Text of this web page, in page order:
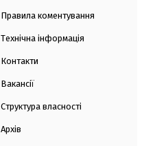
Правила коментування
Технічна інформація
Контакти
Вакансії
Структура власності
Архів